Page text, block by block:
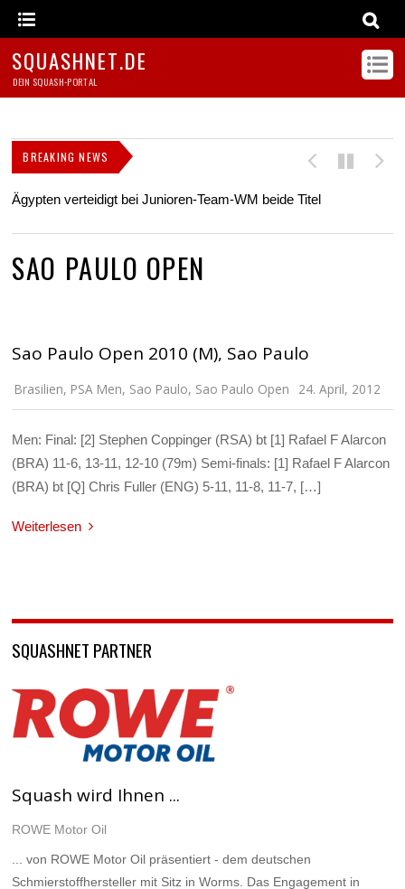
SQUASHNET.DE
DEIN SQUASH-PORTAL
BREAKING NEWS
Ägypten verteidigt bei Junioren-Team-WM beide Titel
SAO PAULO OPEN
Sao Paulo Open 2010 (M), Sao Paulo
Brasilien, PSA Men, Sao Paulo, Sao Paulo Open 24. April, 2012
Men: Final: [2] Stephen Coppinger (RSA) bt [1] Rafael F Alarcon
(BRA) 11-6, 13-11, 12-10 (79m) Semi-finals: [1] Rafael F Alarcon
(BRA) bt [Q] Chris Fuller (ENG) 5-11, 11-8, 11-7, […]
Weiterlesen
SQUASHNET PARTNER
Squash wird Ihnen ...
ROWE Motor Oil
... von ROWE Motor Oil präsentiert - dem deutschen
Schmierstoffhersteller mit Sitz in Worms. Das Engagement in